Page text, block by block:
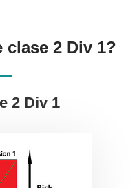
clase 2 Div 1?
2 Div 1